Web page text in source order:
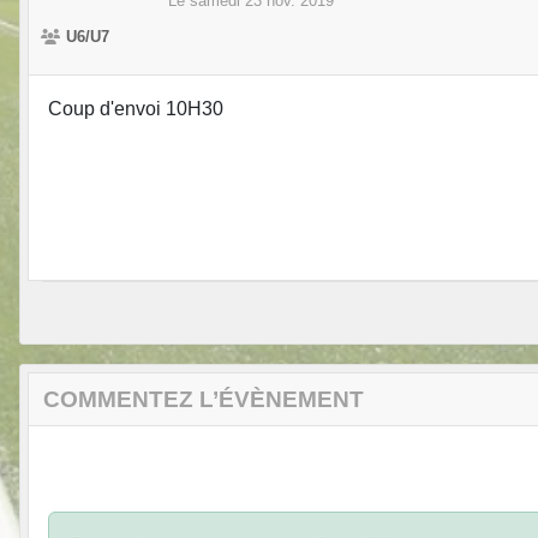
U6/U7
Coup d'envoi 10H30
COMMENTEZ L’ÉVÈNEMENT